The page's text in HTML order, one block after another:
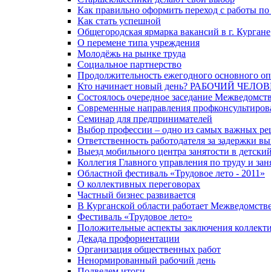
Как правильно оформить переход с работы
Как стать успешной
Общегородская ярмарка вакансий в г. Кургане
О перемене типа учреждения
Молодёжь на рынке труда
Социальное партнерство
Продолжительность ежегодного основного
Кто начинает новый день? РАБОЧИЙ
Состоялось очередное заседание
Современные направления
Семинар для предпринимателей
Выбор профессии – одно из самых важных
Ответственность работодателя за задержки
Выезд мобильного центра занятости в
Коллегия Главного управления по труду и
Областной фестиваль «Трудовое лето - 2011»
О коллективных переговорах
Частный бизнес развивается
В Курганской области работает
Фестиваль «Трудовое лето»
Положительные аспекты заключения
Декада профориентации
Организация общественных работ
Ненормированный рабочий день